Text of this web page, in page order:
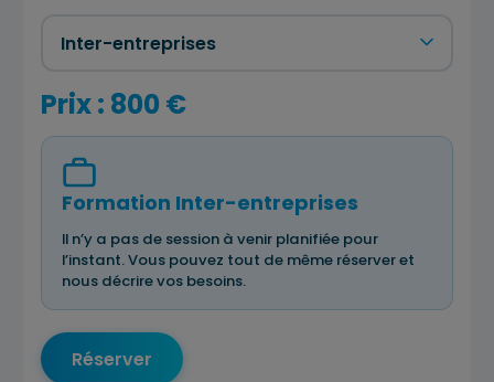
Prix : 800 €
Formation Inter-entreprises
Il n’y a pas de session à venir planifiée pour
l’instant. Vous pouvez tout de même réserver et
nous décrire vos besoins.
Réserver